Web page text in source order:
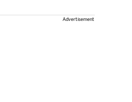
Advertisement